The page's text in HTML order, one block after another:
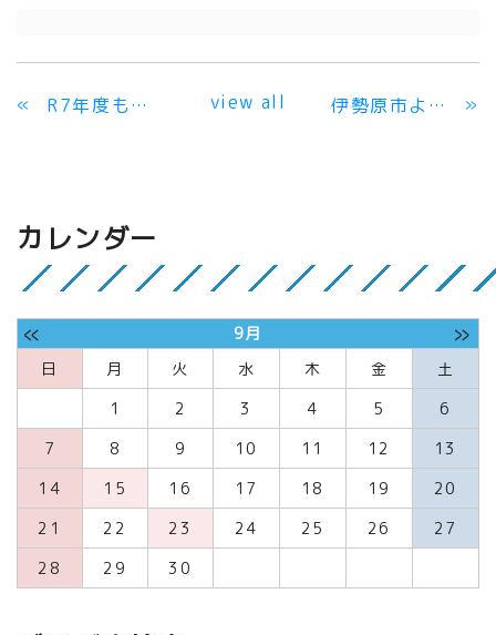
« R7年度も総括を行いました！ view all 伊勢原市よりAED使用可能施設の登録をいただきました »
カレンダー
« 9月 »
日 月 火 水 木 金
土
1
2 3 4 5
6
7
8 9 10 11 12
13
14
15 16 17 18 19
20
21
22 23 24 25 26
27
28
29 30